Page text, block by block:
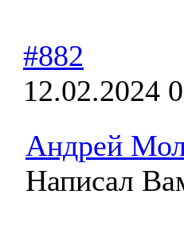
#882
12.02.2024
Андрей
Написал